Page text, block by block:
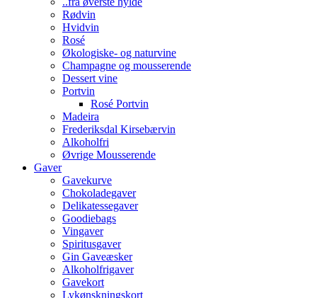
Rødvin
Hvidvin
Rosé
Økologiske- og naturvine
Champagne og mousserende
Dessert vine
Portvin
Rosé Portvin
Madeira
Frederiksdal Kirsebærvin
Alkoholfri
Øvrige Mousserende
Gaver
Gavekurve
Chokoladegaver
Delikatessegaver
Goodiebags
Vingaver
Spiritusgaver
Gin Gaveæsker
Alkoholfrigaver
Gavekort
Lykønskningskort